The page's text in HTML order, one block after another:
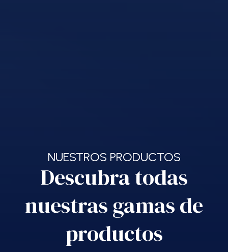
NUESTROS PRODUCTOS
Descubra todas
nuestras gamas de
productos